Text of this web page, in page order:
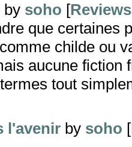
by soho [Reviews
que certaines
childe ou
aucune fiction
tout
l'avenir by soho [